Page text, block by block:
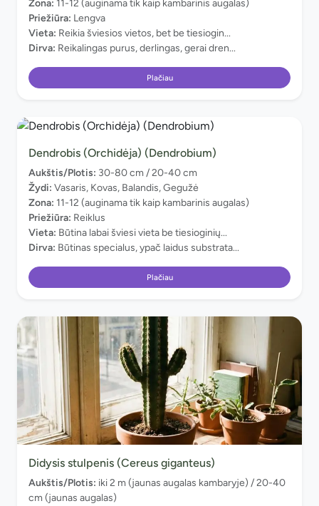
Zona: 11-12 (auginama tik kaip kambarinis augalas)
Priežiūra: Lengva
Vieta: Reikia šviesios vietos, bet be tiesiogin...
Dirva: Reikalingas purus, derlingas, gerai dren...
Plačiau
Dendrobis (Orchidėja) (Dendrobium)
Aukštis/Plotis: 30-80 cm / 20-40 cm
Žydi: Vasaris, Kovas, Balandis, Gegužė
Zona: 11-12 (auginama tik kaip kambarinis augalas)
Priežiūra: Reiklus
Vieta: Būtina labai šviesi vieta be tiesioginių...
Dirva: Būtinas specialus, ypač laidus substrata...
Plačiau
Didysis stulpenis (Cereus giganteus)
Aukštis/Plotis: iki 2 m (jaunas augalas kambaryje) / 20-40
cm (jaunas augalas)